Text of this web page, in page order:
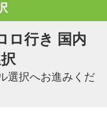
ロ行き 国内
選択へお進みくだ